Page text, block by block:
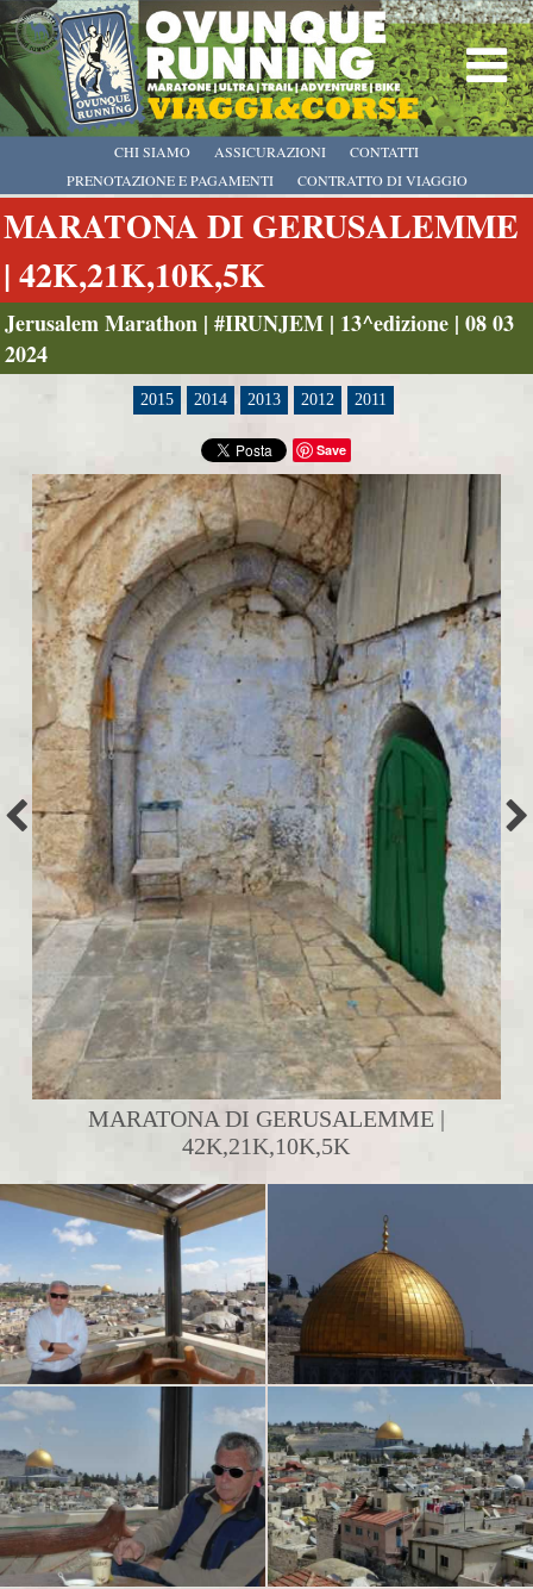
CHI SIAMO
PRENOTAZIONE E PAGAMENTI
CONTRATTO DI VIAGGIO
ASSICURAZIONI CONTATTI
MARATONA DI GERUSALEMME
| 42K,21K,10K,5K
Jerusalem Marathon | #IRUNJEM | 13^edizione | 08 03
2024
2015 2014 2013 2012 2011
Save
MARATONA DI GERUSALEMME |
42K,21K,10K,5K